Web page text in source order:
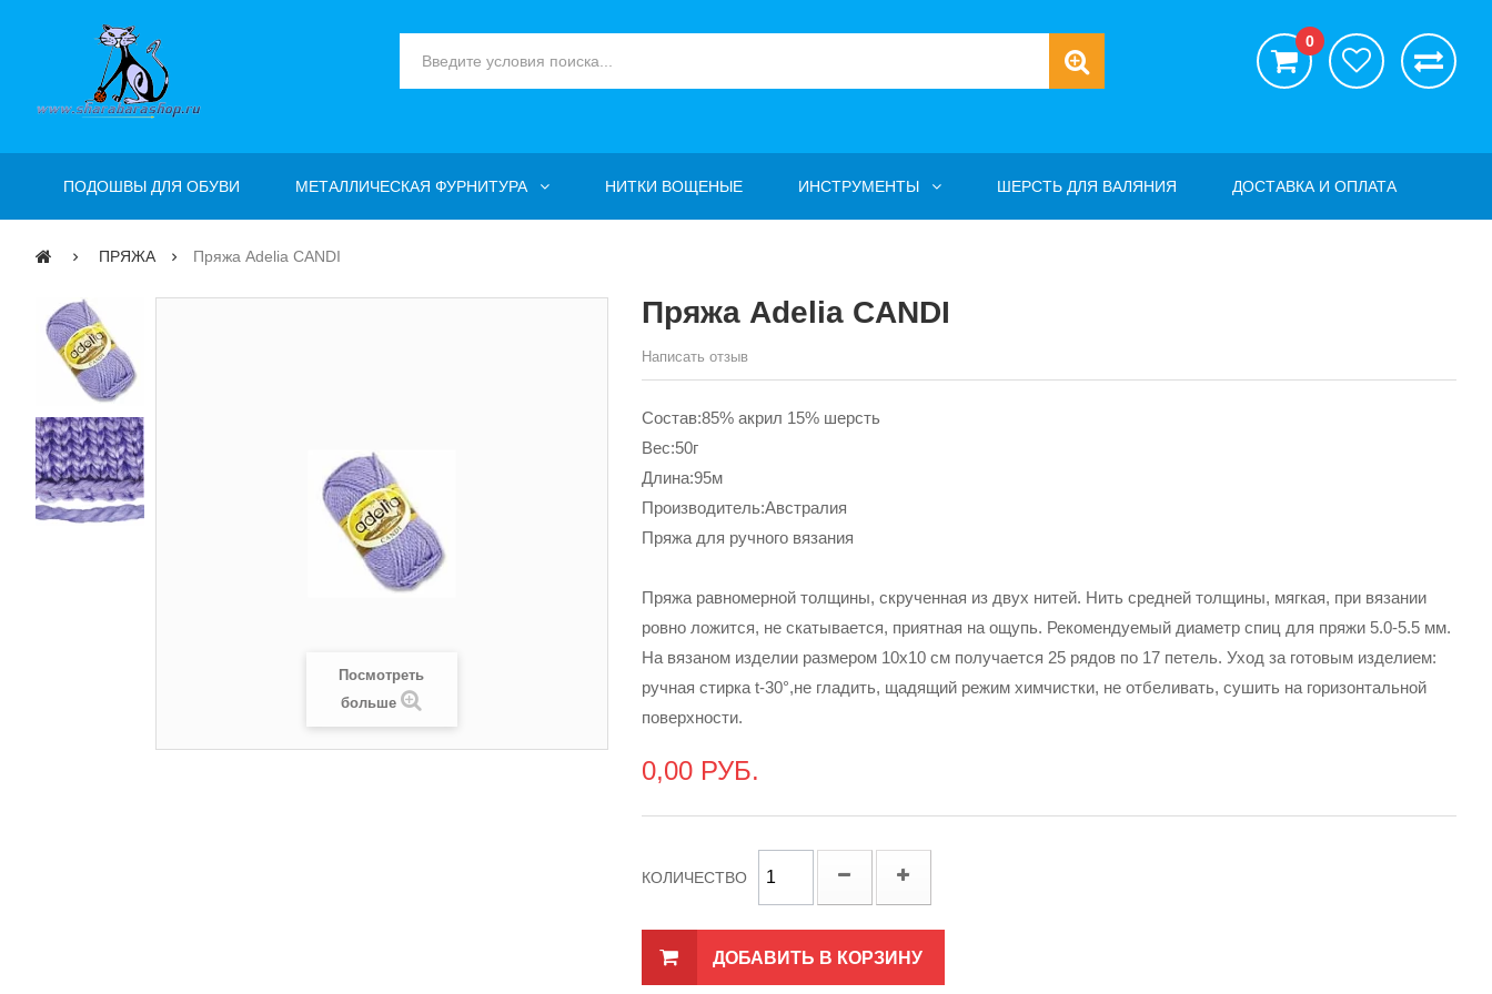
0
ПОДОШВЫ ДЛЯ ОБУВИ МЕТАЛЛИЧЕСКАЯ ФУРНИТУРА НИТКИ ВОЩЕНЫЕ ИНСТРУМЕНТЫ ШЕРСТЬ ДЛЯ ВАЛЯНИЯ ДОСТАВКА И ОПЛАТА
ПРЯЖА Пряжа Adelia CANDI
Посмотреть
больше
Пряжа Adelia CANDI
Написать отзыв
Состав:85% акрил 15% шерсть
Вес:50г
Длина:95м
Производитель:Австралия
Пряжа для ручного вязания
Пряжа равномерной толщины, скрученная из двух нитей. Нить средней толщины, мягкая, при вязании
ровно ложится, не скатывается, приятная на ощупь. Рекомендуемый диаметр спиц для пряжи 5.0-5.5 мм.
На вязаном изделии размером 10х10 см получается 25 рядов по 17 петель. Уход за готовым изделием:
ручная стирка t-30°,не гладить, щадящий режим химчистки, не отбеливать, сушить на горизонтальной
поверхности.
0,00 РУБ.
КОЛИЧЕСТВО
ДОБАВИТЬ В КОРЗИНУ